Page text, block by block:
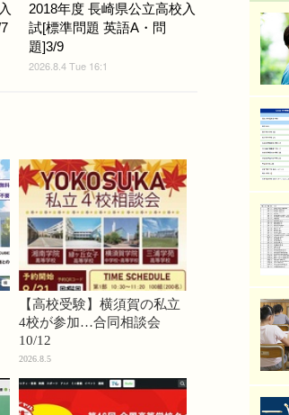
2018年度 長崎県公立高校入
試[標準問題 英語A・問
題]3/9
2026.8.4 Tue 16:1
【高校受験】横須賀の私立
4校が参加…合同相談会
10/12
2026.8.5